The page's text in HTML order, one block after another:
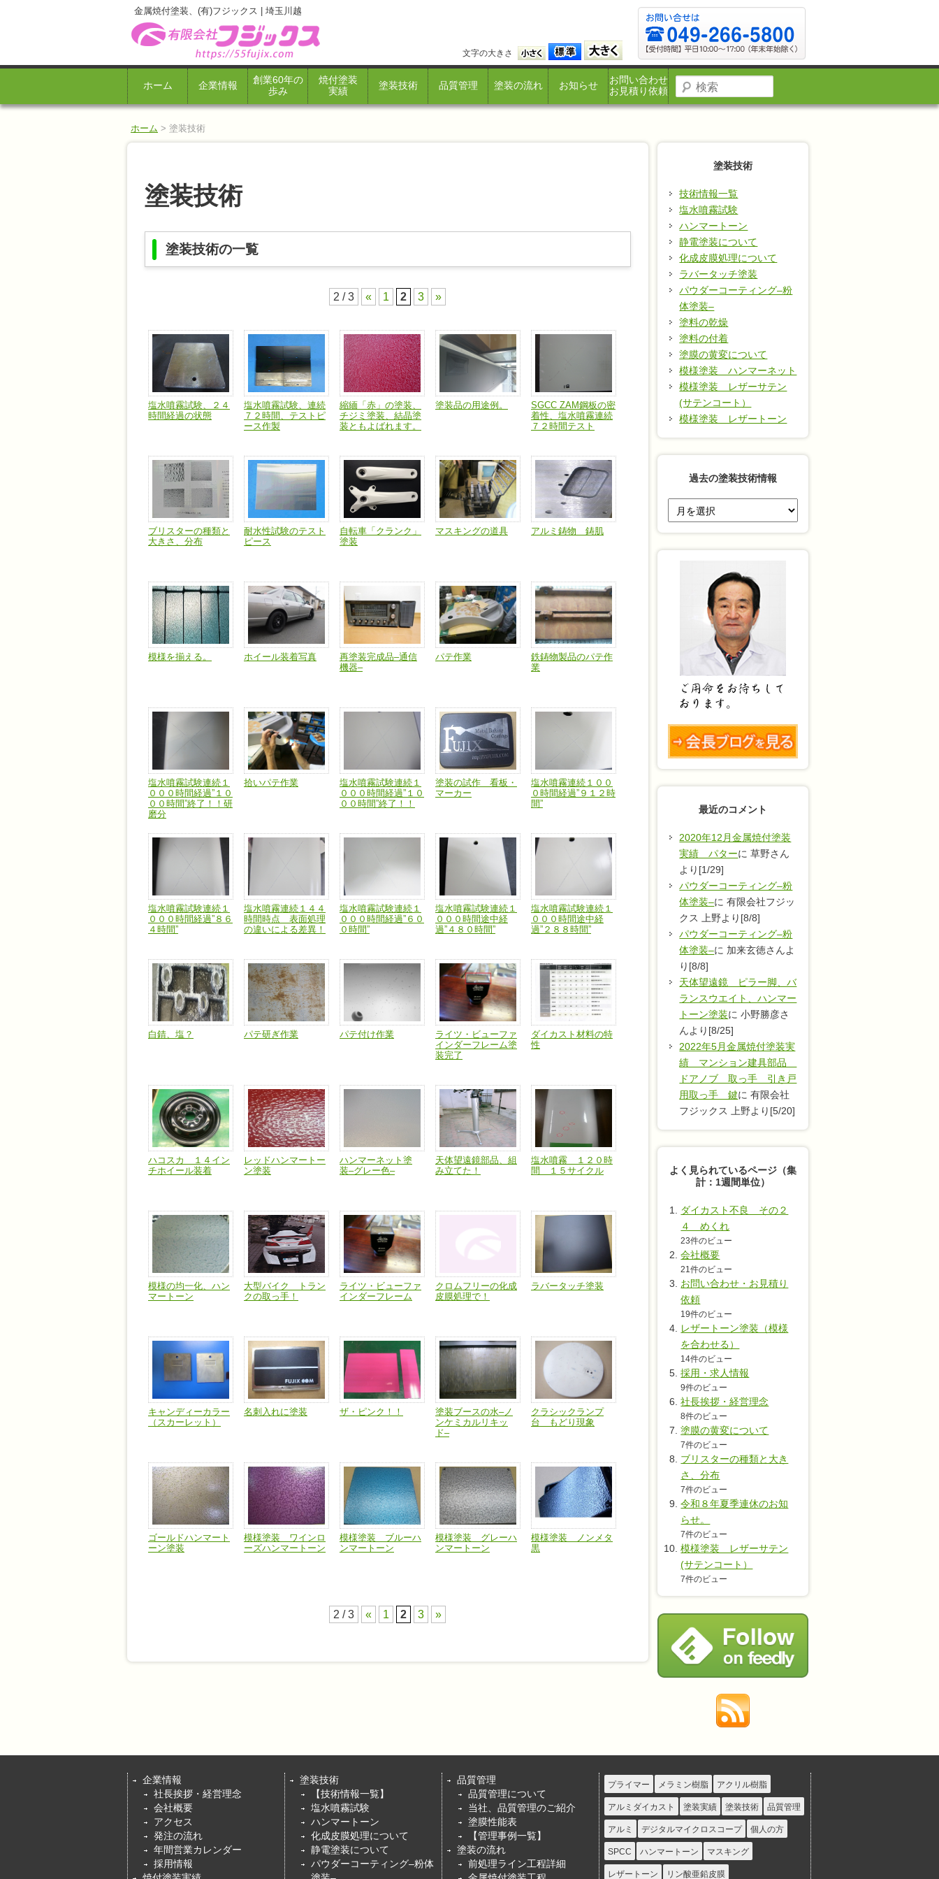
金属焼付塗装、(有)フジックス | 埼玉川越
文字の大きさ
ホーム 企業情報
創業60年の
歩み
焼付塗装
実績
塗装技術 品質管理 塗装の流れ お知らせ
お問い合わせ
お見積り依頼
ホーム > 塗装技術
塗装技術
塗装技術の一覧
2 / 3 « 1 2 3 »
塩水噴霧試験、２４
時間経過の状態
塩水噴霧試験、連続
７２時間、テストピ
ース作製
縮緬「赤」の塗装、
チジミ塗装、結晶塗
装ともよばれます。
塗装品の用途例。
SGCC ZAM鋼板の密
着性、塩水噴霧連続
７２時間テスト
ブリスターの種類と
大きさ、分布
耐水性試験のテスト
ピース
自転車「クランク」
塗装
マスキングの道具 アルミ鋳物 鋳肌
模様を揃える。 ホイール装着写真
再塗装完成品–通信
機器–
パテ作業
鉄鋳物製品のパテ作
業
塩水噴霧試験連続１
０００時間経過”１０
００時間”終了！！研
磨分
拾いパテ作業
塩水噴霧試験連続１
０００時間経過”１０
００時間”終了！！
塗装の試作 看板・
マーカー
塩水噴霧連続１００
０時間経過”９１２時
間”
塩水噴霧試験連続１
０００時間経過”８６
４時間”
塩水噴霧連続１４４
時間時点 表面処理
の違いによる差異！
塩水噴霧試験連続１
０００時間経過”６０
０時間”
塩水噴霧試験連続１
０００時間途中経
過”４８０時間”
塩水噴霧試験連続１
０００時間途中経
過”２８８時間”
白錆、塩？ パテ研ぎ作業 パテ付け作業
ライツ・ビューファ
インダーフレーム塗
装完了
ダイカスト材料の特
性
ハコスカ １４イン
チホイール装着
レッドハンマートー
ン塗装
ハンマーネット塗
装–グレー色–
天体望遠鏡部品、組
み立てた！
塩水噴霧 １２０時
間 １５サイクル
模様の均一化、ハン
マートーン
大型バイク トラン
クの取っ手！
ライツ・ビューファ
インダーフレーム
クロムフリーの化成
皮膜処理で！
ラバータッチ塗装
キャンディーカラー
（スカーレット）
名刺入れに塗装 ザ・ピンク！！
塗装ブースの水–ノ
ンケミカルリキッ
ド–
クラシックランプ
台 もどり現象
ゴールドハンマート
ーン塗装
模様塗装 ワインロ
ーズハンマートーン
模様塗装 ブルーハ
ンマートーン
模様塗装 グレーハ
ンマートーン
模様塗装 ノンメタ
黒
2 / 3 « 1 2 3 »
塗装技術
技術情報一覧
塩水噴霧試験
ハンマートーン
静電塗装について
化成皮膜処理について
ラバータッチ塗装
パウダーコーティング–粉
体塗装–
塗料の乾燥
塗料の付着
塗膜の黄変について
模様塗装 ハンマーネット
模様塗装 レザーサテン
(サテンコート）
模様塗装 レザートーン
過去の塗装技術情報
最近のコメント
2020年12月金属焼付塗装
実績 パターに 草野さん
より[1/29]
パウダーコーティング–粉
体塗装–に 有限会社フジッ
クス 上野より[8/8]
パウダーコーティング–粉
体塗装–に 加来玄徳さんよ
り[8/8]
天体望遠鏡 ピラー脚、バ
ランスウエイト、ハンマー
トーン塗装に 小野勝彦さ
んより[8/25]
2022年5月金属焼付塗装実
績 マンション建具部品
ドアノブ 取っ手 引き戸
用取っ手 鍵に 有限会社
フジックス 上野より[5/20]
よく見られているページ（集
計：1週間単位）
ダイカスト不良 その２
４ めくれ
23件のビュー
会社概要
21件のビュー
お問い合わせ・お見積り
依頼
19件のビュー
レザートーン塗装（模様
を合わせる）
14件のビュー
採用・求人情報
9件のビュー
社長挨拶・経営理念
8件のビュー
塗膜の黄変について
7件のビュー
ブリスターの種類と大き
さ、分布
7件のビュー
令和８年夏季連休のお知
らせ。
7件のビュー
模様塗装 レザーサテン
(サテンコート）
7件のビュー
企業情報
社長挨拶・経営理念
会社概要
アクセス
発注の流れ
年間営業カレンダー
採用情報
塗装技術
【技術情報一覧】
塩水噴霧試験
ハンマートーン
化成皮膜処理について
静電塗装について
パウダーコーティング–粉体
品質管理
品質管理について
当社、品質管理のご紹介
塗膜性能表
【管理事例一覧】
塗装の流れ
前処理ライン工程詳細
プライマー メラミン樹脂 アクリル樹脂
アルミダイカスト 塗装実績 塗装技術 品質管理
アルミ デジタルマイクロスコープ 個人の方
SPCC ハンマートーン マスキング
レザートーン リン酸亜鉛皮膜